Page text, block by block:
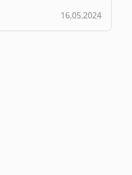
16.05.2024